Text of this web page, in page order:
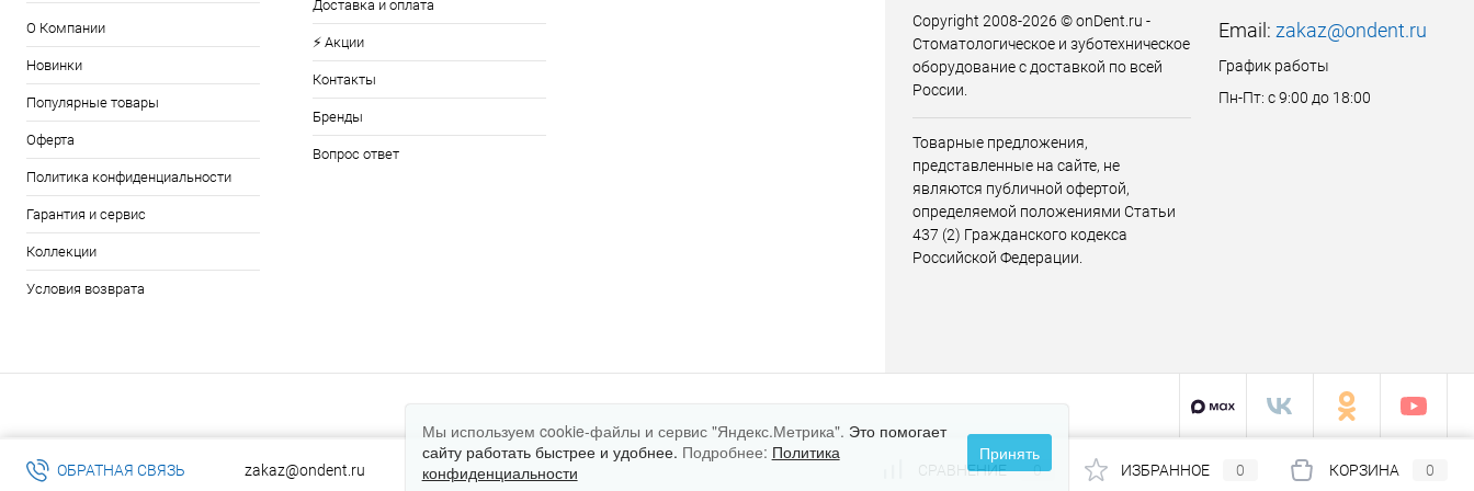
О Компании
Новинки
Популярные товары
Оферта
Политика конфиденциальности
Гарантия и сервис
Коллекции
Условия возврата
Доставка и оплата
⚡️ Акции
Контакты
Бренды
Вопрос ответ
Copyright 2008-2026 © onDent.ru -
Стоматологическое и зуботехническое
оборудование с доставкой по всей
России.
Товарные предложения,
представленные на сайте, не
являются публичной офертой,
определяемой положениями Статьи
437 (2) Гражданского кодекса
Российской Федерации.
Email: zakaz@ondent.ru
График работы
Пн-Пт: с 9:00 до 18:00
ОБРАТНАЯ СВЯЗЬ zakaz@ondent.ru СРАВНЕНИЕ 0 ИЗБРАННОЕ 0 КОРЗИНА 0
Мы используем cookie-файлы и сервис "Яндекс.Метрика". Это помогает
сайту работать быстрее и удобнее. Подробнее: Политика
конфиденциальности
Принять